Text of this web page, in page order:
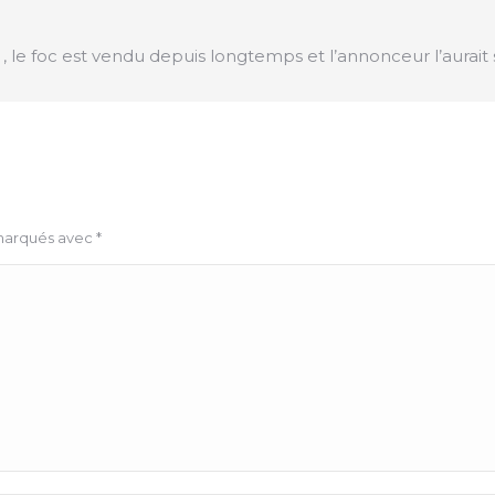
le foc est vendu depuis longtemps et l’annonceur l’aurait
avec *